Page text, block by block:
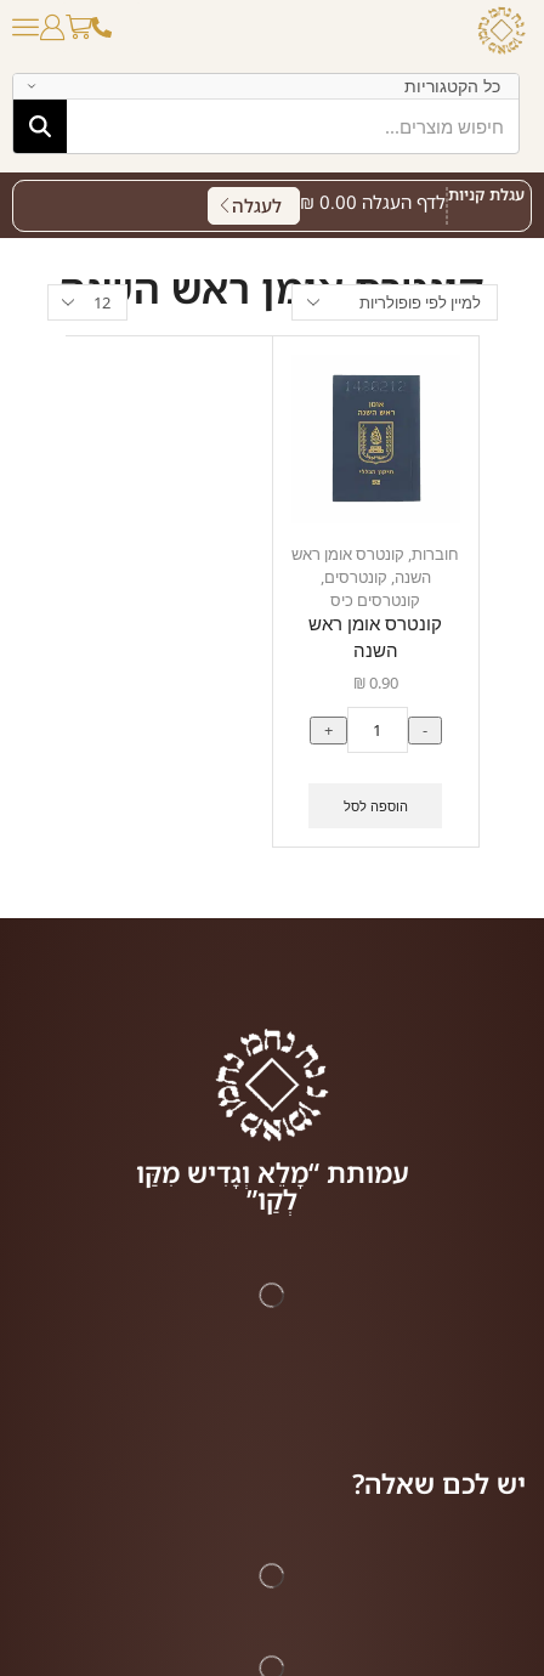
עגלת קניותלדף העגלה ₪ 0.00 לעגלה
קונטרס אומן ראש השנה
חוברות, קונטרס אומן ראש
השנה, קונטרסים,
קונטרסים כיס
קונטרס אומן ראש
השנה
₪0.90
-
+
הוספה לסל
עמותת “מָלֵא וְגָדִיש מִקַּו
לְקַו”
יש לכם שאלה?